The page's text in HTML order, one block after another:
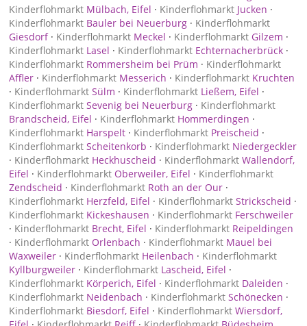
Kinderflohmarkt Mülbach, Eifel · Kinderflohmarkt Jucken ·
Kinderflohmarkt Bauler bei Neuerburg · Kinderflohmarkt
Giesdorf· Kinderflohmarkt Meckel · Kinderflohmarkt Gilzem ·
Kinderflohmarkt Lasel · Kinderflohmarkt Echternacherbrück ·
Kinderflohmarkt Rommersheim bei Prüm · Kinderflohmarkt
Affler · Kinderflohmarkt Messerich · Kinderflohmarkt Kruchten
· Kinderflohmarkt Sülm · Kinderflohmarkt Ließem, Eifel ·
Kinderflohmarkt Sevenig bei Neuerburg · Kinderflohmarkt
Brandscheid, Eifel · Kinderflohmarkt Hommerdingen ·
Kinderflohmarkt Harspelt · Kinderflohmarkt Preischeid ·
Kinderflohmarkt Scheitenkorb · Kinderflohmarkt Niedergeckler
· Kinderflohmarkt Heckhuscheid · Kinderflohmarkt Wallendorf,
Eifel · Kinderflohmarkt Oberweiler, Eifel · Kinderflohmarkt
Zendscheid · Kinderflohmarkt Roth an der Our ·
Kinderflohmarkt Herzfeld, Eifel · Kinderflohmarkt Strickscheid ·
Kinderflohmarkt Kickeshausen · Kinderflohmarkt Ferschweiler
· Kinderflohmarkt Brecht, Eifel · Kinderflohmarkt Reipeldingen
· Kinderflohmarkt Orlenbach · Kinderflohmarkt Mauel bei
Waxweiler · Kinderflohmarkt Heilenbach · Kinderflohmarkt
Kyllburgweiler · Kinderflohmarkt Lascheid, Eifel ·
Kinderflohmarkt Körperich, Eifel · Kinderflohmarkt Daleiden ·
Kinderflohmarkt Neidenbach · Kinderflohmarkt Schönecken ·
Kinderflohmarkt Biesdorf, Eifel · Kinderflohmarkt Wiersdorf,